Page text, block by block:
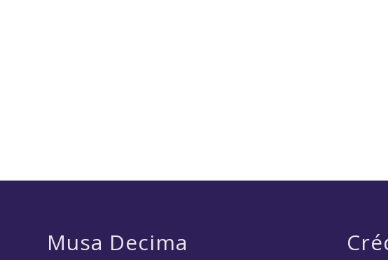
Musa Decima